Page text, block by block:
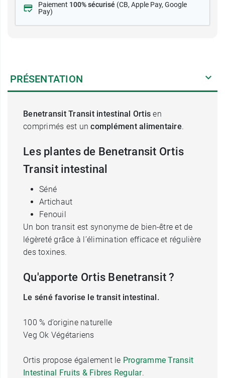
Paiement 100% sécurisé (CB, Apple Pay, Google
Pay)
PRÉSENTATION
Benetransit Transit intestinal Ortis en
comprimés est uncomplément alimentaire.
Les plantes de Benetransit Ortis
Transit intestinal
Séné
Artichaut
Fenouil
Un bon transit est synonyme de bien-être et de
légèreté grâce à l’élimination efficace et régulière
des toxines.
Qu'apporte Ortis Benetransit ?
Le séné favorise le transit intestinal.
100 % d’origine naturelle
Veg Ok Végétariens
Ortis propose également le Programme Transit
Intestinal Fruits & Fibres Regular.